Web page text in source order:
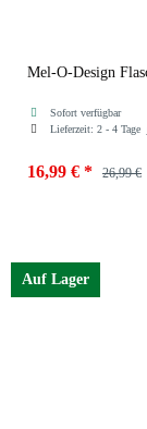
Mel-O-Design
Sofort verfügbar
Lieferzeit: 2 - 4 Tage
16,99 € * 26,99 €
Auf Lager